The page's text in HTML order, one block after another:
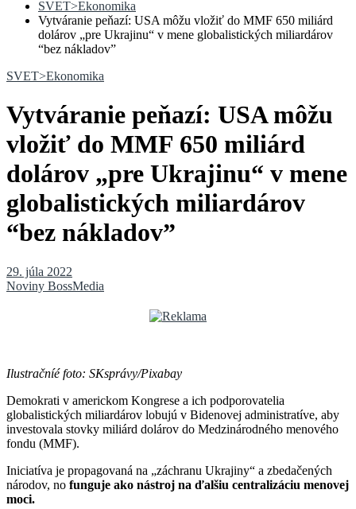
SVET>Ekonomika
Vytváranie peňazí: USA môžu vložiť do MMF 650 miliárd
dolárov „pre Ukrajinu“ v mene globalistických miliardárov
“bez nákladov”
SVET>Ekonomika
Vytváranie peňazí: USA môžu
vložiť do MMF 650 miliárd
dolárov „pre Ukrajinu“ v mene
globalistických miliardárov
“bez nákladov”
29. júla 2022
Noviny BossMedia
Ilustračníé foto: SKsprávy/Pixabay
Demokrati v americkom Kongrese a ich podporovatelia
globalistických miliardárov lobujú v Bidenovej administratíve, aby
investovala stovky miliárd dolárov do Medzinárodného menového
fondu (MMF).
Iniciatíva je propagovaná na „záchranu Ukrajiny“ a zbedačených
národov, no funguje ako nástroj na ďalšiu centralizáciu menovej
moci.